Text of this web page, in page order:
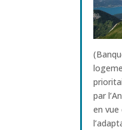
par
en vue